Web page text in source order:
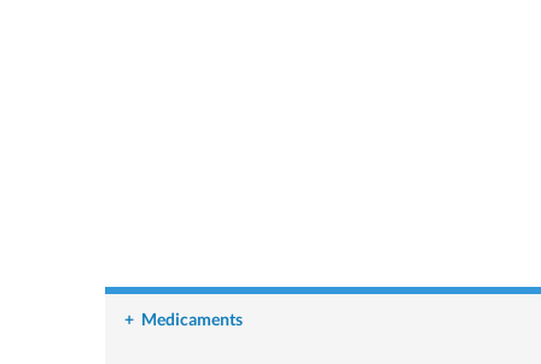
+ Medicaments